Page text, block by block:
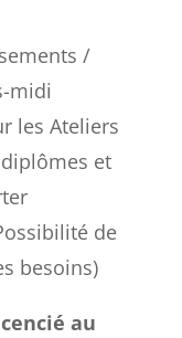
/
midi
les Ateliers
et
de
besoins)
au